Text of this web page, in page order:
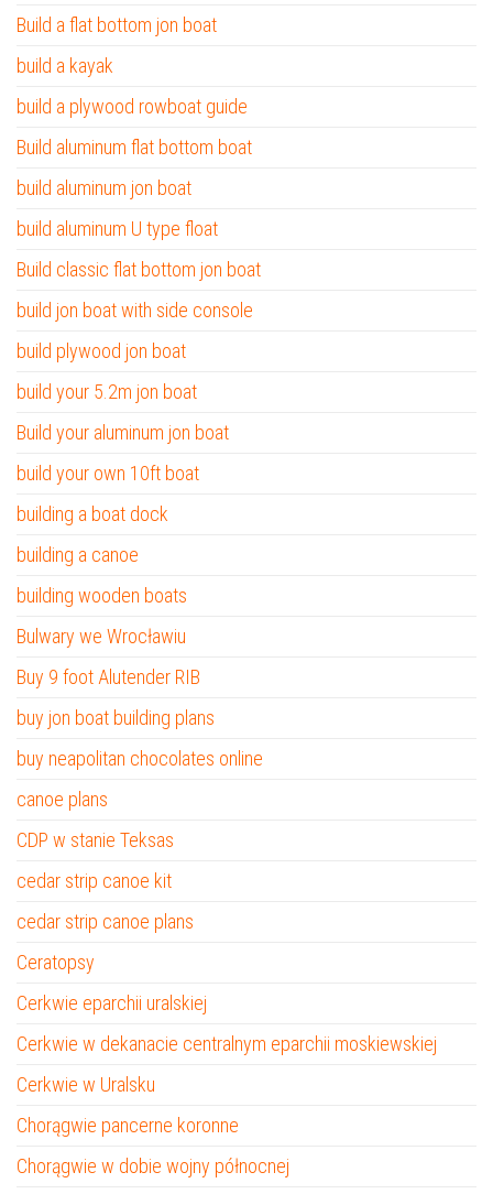
Build a flat bottom jon boat
build a kayak
build a plywood rowboat guide
Build aluminum flat bottom boat
build aluminum jon boat
build aluminum U type float
Build classic flat bottom jon boat
build jon boat with side console
build plywood jon boat
build your 5.2m jon boat
Build your aluminum jon boat
build your own 10ft boat
building a boat dock
building a canoe
building wooden boats
Bulwary we Wrocławiu
Buy 9 foot Alutender RIB
buy jon boat building plans
buy neapolitan chocolates online
canoe plans
CDP w stanie Teksas
cedar strip canoe kit
cedar strip canoe plans
Ceratopsy
Cerkwie eparchii uralskiej
Cerkwie w dekanacie centralnym eparchii moskiewskiej
Cerkwie w Uralsku
Chorągwie pancerne koronne
Chorągwie w dobie wojny północnej